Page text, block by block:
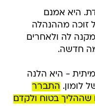
היא אמנם
זוכה מההנהלה
לה ולאחרים
חדשה.
- היא הלנה
לומון. התברר
שההליך בטוח ולקדם